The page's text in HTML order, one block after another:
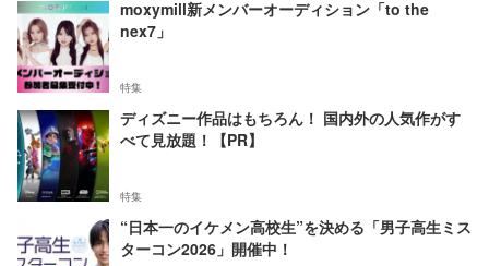
moxymill新メンバーオーディション「to the
nex7」
特集
ディズニー作品はもちろん！ 国内外の人気作がす
べて見放題！【PR】
特集
“日本一のイケメン高校生”を決める「男子高生ミス
ターコン2026」開催中！